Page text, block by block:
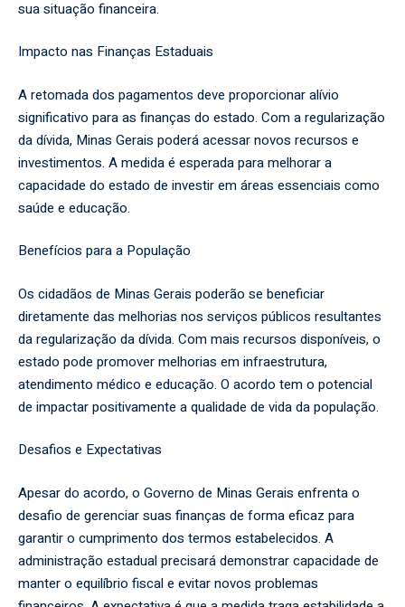
sua situação financeira.
Impacto nas Finanças Estaduais
A retomada dos pagamentos deve proporcionar alívio
significativo para as finanças do estado. Com a regularização
da dívida, Minas Gerais poderá acessar novos recursos e
investimentos. A medida é esperada para melhorar a
capacidade do estado de investir em áreas essenciais como
saúde e educação.
Benefícios para a População
Os cidadãos de Minas Gerais poderão se beneficiar
diretamente das melhorias nos serviços públicos resultantes
da regularização da dívida. Com mais recursos disponíveis, o
estado pode promover melhorias em infraestrutura,
atendimento médico e educação. O acordo tem o potencial
de impactar positivamente a qualidade de vida da população.
Desafios e Expectativas
Apesar do acordo, o Governo de Minas Gerais enfrenta o
desafio de gerenciar suas finanças de forma eficaz para
garantir o cumprimento dos termos estabelecidos. A
administração estadual precisará demonstrar capacidade de
manter o equilíbrio fiscal e evitar novos problemas